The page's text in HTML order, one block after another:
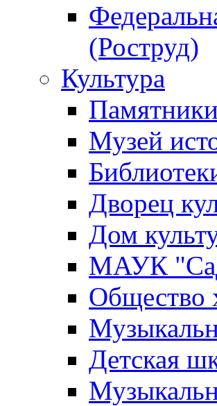
(Роструд)
Культура
Музей
Дворец
Дом
МАУК
Общество
Детская